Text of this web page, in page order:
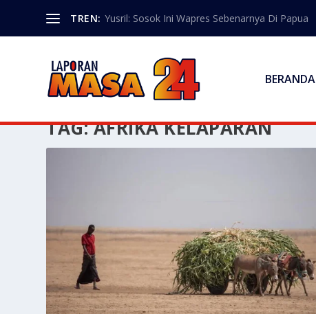
TREN: Yusril: Sosok Ini Wapres Sebenarnya Di Papua
BERANDA
TAG:AFRIKA KELAPARAN